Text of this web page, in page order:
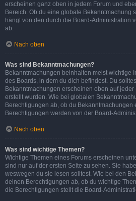
erscheinen ganz oben in jedem Forum und
Bereich. Ob du eine globale Bekanntmachung
hängt von den durch die Board-Administration
ab.
Nach oben
Was sind Bekanntmachungen?
Bekanntmachungen beinhalten meist wichtige
des Boards, in dem du dich befindest. Du
Bekanntmachungen erscheinen oben auf jeder
erstellt wurden. Wie bei globalen
Berechtigungen ab, ob du Bekanntmachungen
Berechtigungen werden von der Board-
Nach oben
Was sind wichtige Themen?
Wichtige Themen eines Forums erscheinen
sind nur auf der ersten Seite zu sehen. Sie
weswegen du sie lesen solltest. Wie bei den
deinen Berechtigungen ab, ob du wichtige
die Berechtigungen stellt die Board-